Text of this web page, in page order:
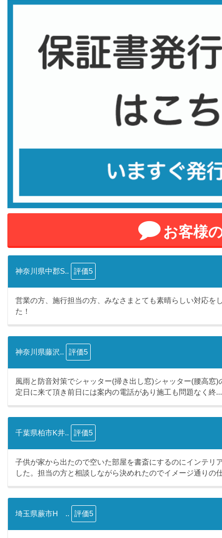
お客様
神奈川県中郡S.. 評価5
営業の方、施行担当の方、みなさまとても素晴らしい対応を
た！
神奈川県藤沢.. 評価5
風雨と防音対策でシャッター(掃き出し窓)シャッター(腰高窓
定日に来て頂き前日には案内の電話があり施工も問題なく終...
千葉県柏市K井.. 評価5
子供が家から出たので空いた部屋を書斎にするのにインテリ
した。担当の方と相談しながら決めれたのでイメージ通りの
埼玉県蕨市H .. 評価5